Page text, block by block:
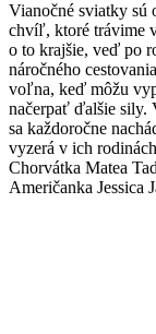
Vianočné sviatky sú
chvíľ, ktoré trávime
o to krajšie, veď po
náročného
voľna, keď môžu
načerpať ďalšie sily.
sa každoročne
vyzerá v ich
Chorvátka Matea
Američanka Jessica